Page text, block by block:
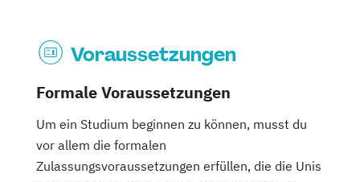
Voraussetzungen
Formale Voraussetzungen
Um ein Studium beginnen zu können, musst du
vor allem die formalen
Zulassungsvoraussetzungen erfüllen, die die Unis